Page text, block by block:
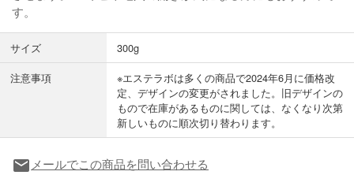
す。
サイズ
300g
注意事項
※エステラボは多くの商品で2024年6月に価格改
定、デザインの変更がされました。旧デザインの
もので在庫があるものに関しては、なくなり次第
新しいものに順次切り替わります。
local_post_officeメールでこの商品を問い合わせる